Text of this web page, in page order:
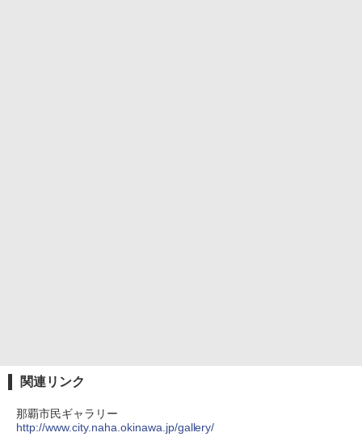
関連リンク
那覇市民ギャラリー
http://www.city.naha.okinawa.jp/gallery/